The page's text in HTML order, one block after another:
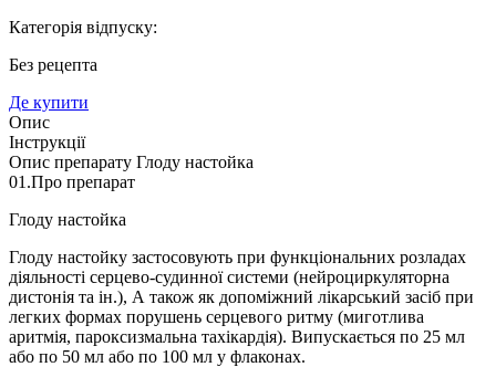
Категорія відпуску:
Без рецепта
Де купити
Опис
Інструкції
Опис препарату Глоду настойка
01.Про препарат
Глоду настойка
Глоду настойку застосовують при функціональних розладах
діяльності серцево-судинної системи (нейроциркуляторна
дистонія та ін.), А також як допоміжний лікарський засіб при
легких формах порушень серцевого ритму (миготлива
аритмія, пароксизмальна тахікардія). Випускається по 25 мл
або по 50 мл або по 100 мл у флаконах.